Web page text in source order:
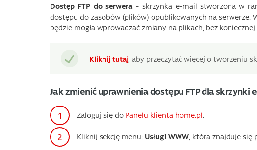
Dostęp FTP do serwera – skrzynka e-mail stworzona w
dostępu do zasobów (plików) opublikowanych na serwerze.
będzie mogła wprowadzać zmiany na plikach, bez
Kliknij tutaj , aby przeczytać więcej o tworzeniu
Jak zmienić uprawnienia dostępu FTP dla skrzynki
Zaloguj się do Panelu klienta home.pl.
Kliknij sekcję menu: Usługi WWW , która znajduje